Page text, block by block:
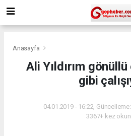
Anasayfa
Ali Yıldırım
gibi
04.01.2019 - 16:22,
3367+ kez